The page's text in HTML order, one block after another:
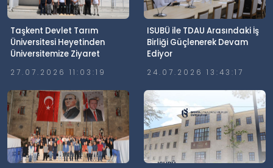
Taşkent Devlet Tarım
Üniversitesi Heyetinden
Üniversitemize Ziyaret
27.07.2026 11:03:19
ISUBÜ ile TDAU Arasındaki İş
Birliği Güçlenerek Devam
Ediyor
24.07.2026 13:43:17